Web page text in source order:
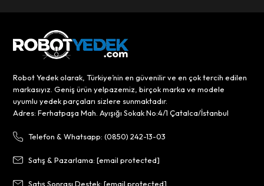
Robot Yedek olarak, Türkiye’nin en güvenilir ve en çok tercih edilen
markasıyız. Geniş ürün yelpazemiz, birçok marka ve modele
uyumlu yedek parçaları sizlere sunmaktadır.
Adres: Ferhatpaşa Mah. Ayışığı Sokak No:4/1 Çatalca/İstanbul
Telefon & Whatsapp: (0850) 242-13-03
Satış & Pazarlama:[email protected]
Satış Sonrası Destek:[email protected]